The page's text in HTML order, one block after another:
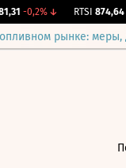
-0,2%↓ RTSI 874,64 -
рынке: меры,